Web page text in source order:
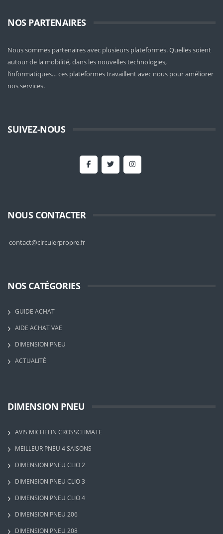
NOS PARTENAIRES
Nous sommes partenaires avec plusieurs plateformes. Quelles soient
autour de la mobilité, dans les nouvelles technologies,
l’informatiques… ces plateformes travaillent avec nous pour améliorer
nos services.
SUIVEZ-NOUS
NOUS CONTACTER
contact@circulerpropre.fr
NOS CATÉGORIES
GUIDE ACHAT
AIDE ACHAT VAE
DIMENSION PNEU
ACTUALITÉ
DIMENSION PNEU
AVIS MICHELIN CROSSCLIMATE
MEILLEUR PNEU 4 SAISONS
DIMENSION PNEU CLIO 2
DIMENSION PNEU CLIO 3
DIMENSION PNEU CLIO 4
DIMENSION PNEU 206
DIMENSION PNEU 208